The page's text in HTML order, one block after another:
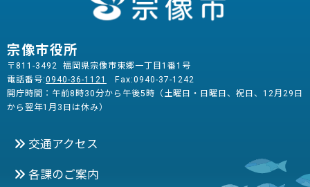
宗像市役所
〒811-3492 福岡県宗像市東郷一丁目1番1号
電話番号:0940-36-1121
Fax:0940-37-1242
開庁時間：午前8時30分から午後5時（土曜日・日曜日、祝日、12月29日
から翌年1月3日は休み）
交通アクセス
各課のご案内